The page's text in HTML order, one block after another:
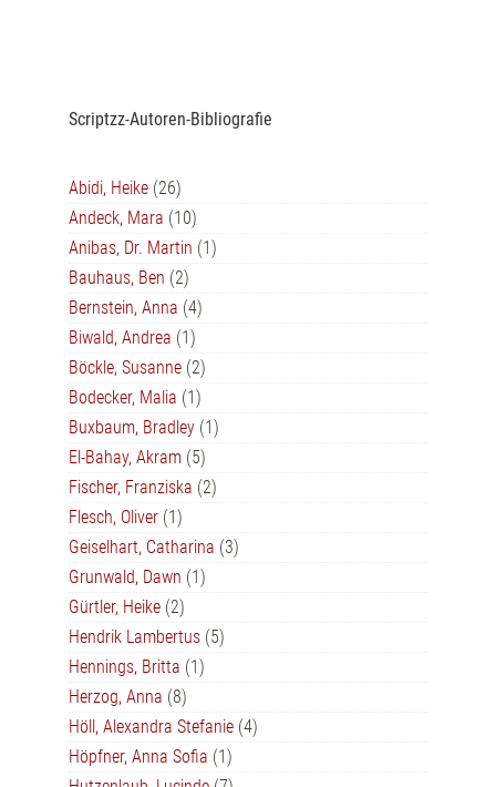
Scriptzz-Autoren-Bibliografie
Abidi, Heike (26)
Andeck, Mara (10)
Anibas, Dr. Martin (1)
Bauhaus, Ben (2)
Bernstein, Anna (4)
Biwald, Andrea (1)
Böckle, Susanne (2)
Bodecker, Malia (1)
Buxbaum, Bradley (1)
El-Bahay, Akram (5)
Fischer, Franziska (2)
Flesch, Oliver (1)
Geiselhart, Catharina (3)
Grunwald, Dawn (1)
Gürtler, Heike (2)
Hendrik Lambertus (5)
Hennings, Britta (1)
Herzog, Anna (8)
Höll, Alexandra Stefanie (4)
Höpfner, Anna Sofia (1)